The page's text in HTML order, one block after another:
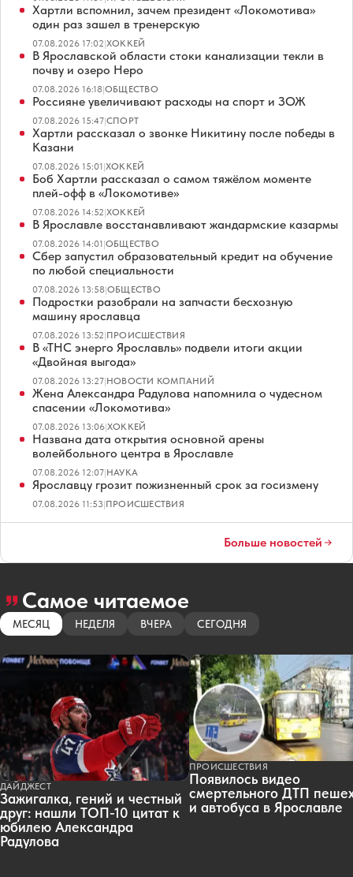
Хартли вспомнил, зачем президент «Локомотива»
один раз зашел в тренерскую
07.08.2026 17:02|ХОККЕЙ
В Ярославской области стоки канализации текли в
почву и озеро Неро
07.08.2026 16:18|ОБЩЕСТВО
Россияне увеличивают расходы на спорт и ЗОЖ
07.08.2026 15:47|СПОРТ
Хартли рассказал о звонке Никитину после победы в
Казани
07.08.2026 15:01|ХОККЕЙ
Боб Хартли рассказал о самом тяжёлом моменте
плей-офф в «Локомотиве»
07.08.2026 14:52|ХОККЕЙ
В Ярославле восстанавливают жандармские казармы
07.08.2026 14:01|ОБЩЕСТВО
Сбер запустил образовательный кредит на обучение
по любой специальности
07.08.2026 13:58|ОБЩЕСТВО
Подростки разобрали на запчасти бесхозную
машину ярославца
07.08.2026 13:52|ПРОИСШЕСТВИЯ
В «ТНС энерго Ярославль» подвели итоги акции
«Двойная выгода»
07.08.2026 13:27|НОВОСТИ КОМПАНИЙ
Жена Александра Радулова напомнила о чудесном
спасении «Локомотива»
07.08.2026 13:06|ХОККЕЙ
Названа дата открытия основной арены
волейбольного центра в Ярославле
07.08.2026 12:07|НАУКА
Ярославцу грозит пожизненный срок за госизмену
07.08.2026 11:53|ПРОИСШЕСТВИЯ
Больше новостей
Самое читаемое
МЕСЯЦ НЕДЕЛЯ ВЧЕРА СЕГОДНЯ
ДАЙДЖЕСТ
Зажигалка, гений и честный
друг: нашли ТОП-10 цитат к
юбилею Александра
Радулова
ПРОИСШЕСТВИЯ
Появилось видео
смертельного ДТП
и автобуса в Ярославле